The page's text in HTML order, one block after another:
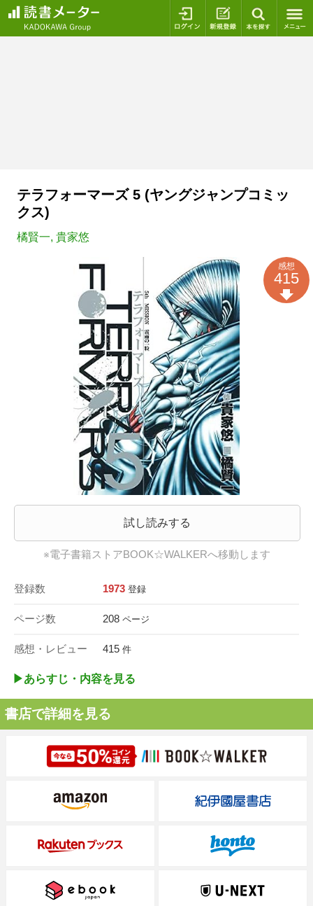
ログイン 新規登録
テラフォーマーズ 5 (ヤングジャンプコミッ
クス)
橘賢一, 貴家悠
試し読みする
※電子書籍ストアBOOK☆WALKERへ移動します
登録数 1973 登録
ページ数 208 ページ
感想・レビュー 415 件
感想
415
▶︎あらすじ・内容を見る
書店で詳細を見る